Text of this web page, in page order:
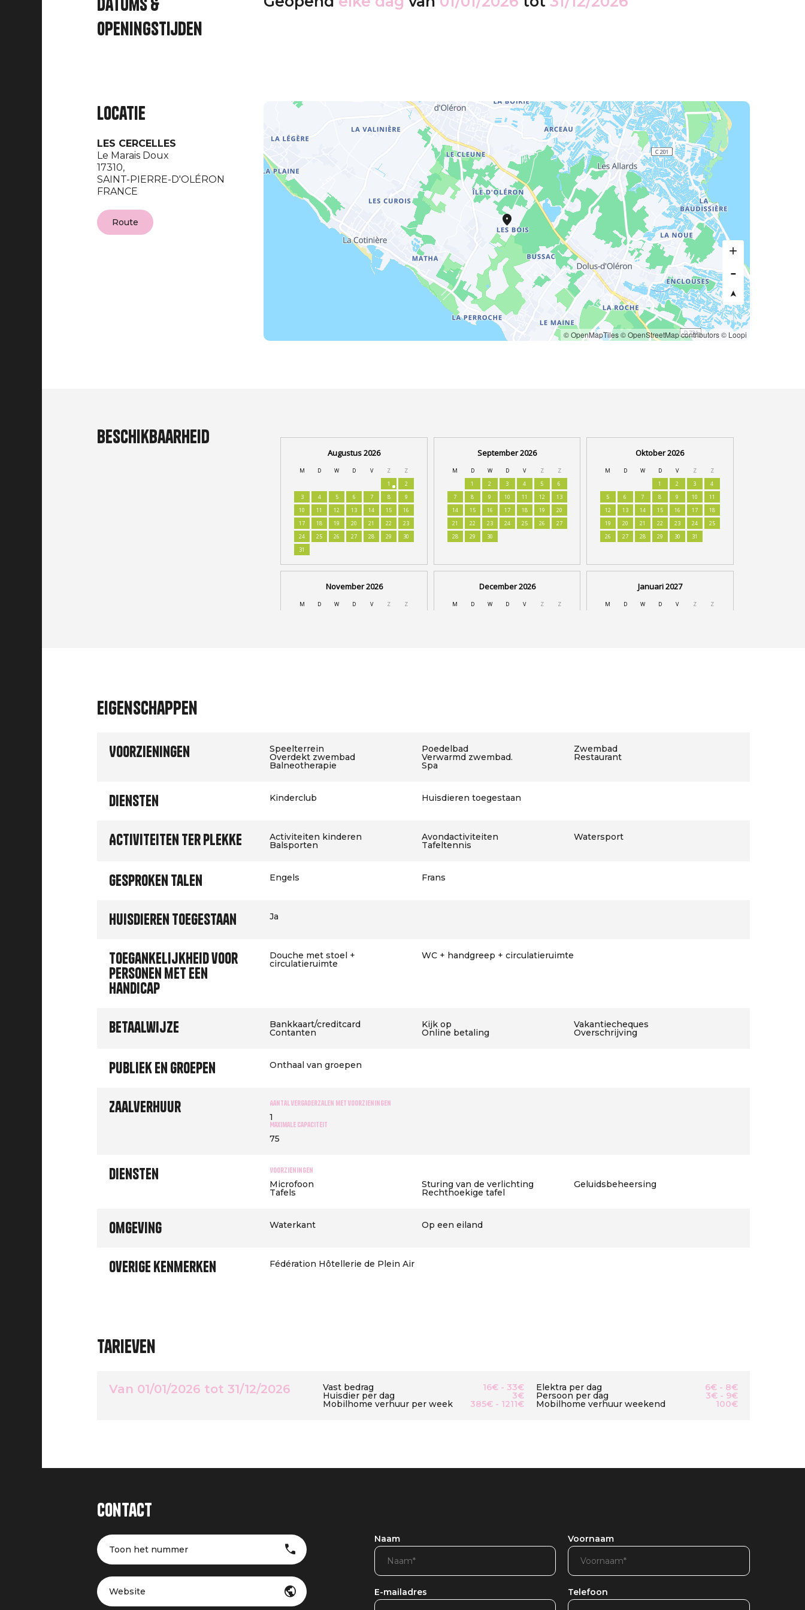
openingstijden
Locatie
LES CERCELLES
Le Marais Doux
17310,
SAINT-PIERRE-D'OLÉRON
FRANCE
Route
© OpenMapTiles© OpenStreetMap contributors© Loopi
Beschikbaarheid
Eigenschappen
Voorzieningen Speelterrein Poedelbad Zwembad
Overdekt zwembad Verwarmd zwembad. Restaurant
Balneotherapie Spa
Diensten Kinderclub Huisdieren toegestaan
Activiteiten ter plekke Activiteiten kinderen Avondactiviteiten Watersport
Balsporten Tafeltennis
Gesproken talen Engels Frans
Huisdieren toegestaan Ja
Toegankelijkheid voor
personen met een
handicap
Douche met stoel +
circulatieruimte
WC + handgreep + circulatieruimte
Betaalwijze Bankkaart/creditcard Kijk op Vakantiecheques
Contanten Online betaling Overschrijving
Publiek en groepen Onthaal van groepen
Zaalverhuur Aantal vergaderzalen met voorzieningen
1
Maximale capaciteit
75
Diensten Voorzieningen
Microfoon Sturing van de verlichting Geluidsbeheersing
Tafels Rechthoekige tafel
Omgeving Waterkant Op een eiland
Overige kenmerken Fédération Hôtellerie de Plein Air
Tarieven
Van 01/01/2026 tot 31/12/2026 Vast bedrag 16€ - 33€ Elektra per dag 6€ - 8€
Huisdier per dag 3€ Persoon per dag 3€ - 9€
Mobilhome verhuur per week 385€ - 1211€ Mobilhome verhuur weekend 100€
Contact
Toon het nummer
Website
Naam Voornaam
E-mailadres Telefoon